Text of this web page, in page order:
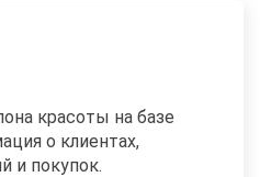
красоты на базе
о клиентах,
и покупок.